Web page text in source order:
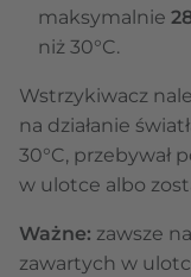
maksymalnie
niż 30°C.
Wstrzykiwacz
na działanie
30°C, przebywał
w ulotce albo
Ważne: zawsze
zawartych w